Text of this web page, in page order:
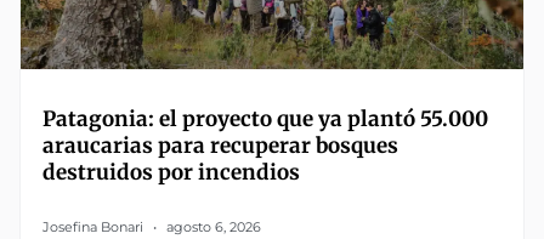
Patagonia: el proyecto que ya plantó 55.000
araucarias para recuperar bosques
destruidos por incendios
Josefina Bonari agosto 6, 2026